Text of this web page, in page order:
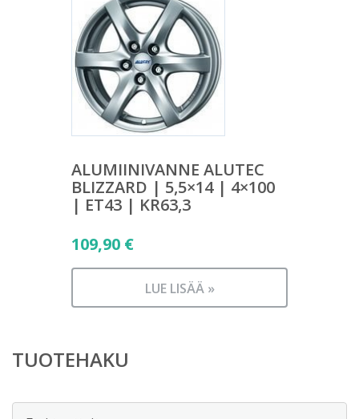
ALUMIINIVANNE ALUTEC
BLIZZARD | 5,5×14 | 4×100
| ET43 | KR63,3
109,90 €
LUE LISÄÄ »
TUOTEHAKU